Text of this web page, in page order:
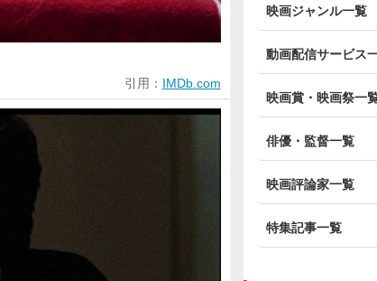
引用： IMDb.com
映画ジャンル一覧
動画配信サービス
映画賞・映画祭一
俳優・監督一覧
映画評論家一覧
特集記事一覧